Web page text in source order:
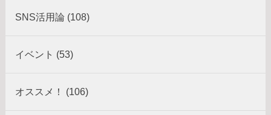
SNS活用論 (108)
イベント (53)
オススメ！ (106)